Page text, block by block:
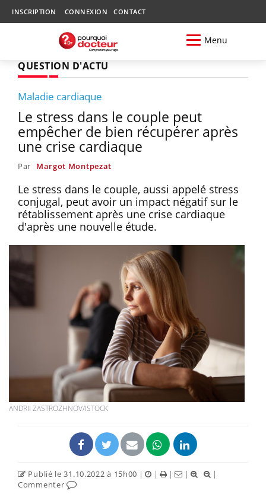
INSCRIPTION CONNEXION CONTACT
Menu
QUESTION D'ACTU
Maladie cardiaque
Le stress dans le couple peut
empêcher de bien récupérer après
une crise cardiaque
Par Margot Montpezat
Le stress dans le couple, aussi appelé stress
conjugal, peut avoir un impact négatif sur le
rétablissement après une crise cardiaque
d'après une nouvelle étude.
ANDRII ZASTROZHNOV/ISTOCK
Publié le 31.10.2022 à 15h00 | | | |
|
Commenter